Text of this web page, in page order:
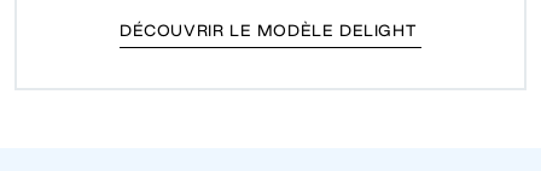
DÉCOUVRIR LE MODÈLE DELIGHT